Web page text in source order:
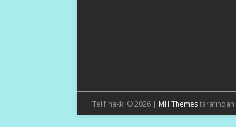
Telif hakkı © 2026 | MH Themes